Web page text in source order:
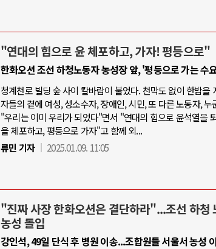
"연대의 힘으로 윤 체포하고, 가자! 평등으로"
한화오션 조선 하청노동자 농성장 앞, '평등으로 가는 수
청계천로 빌딩 숲 사이 칼바람이 불었다. 천막도 없이 한밤을
자들의 곁에 여성, 성소수자, 장애인, 시민, 또 다른 노동자,
"우리는 이미 우리가 되었다"면서 "연대의 힘으로 윤석열을
을 체포하고, 평등으로 가자"고 함께 외...
류민 기자
2025.01.09. 11:05
"진짜 사장 한화오션은 결단하라"...조선 하청
농성 돌입
강인석, 49일 단식 후 병원 이송...조합원들 서울서 농성